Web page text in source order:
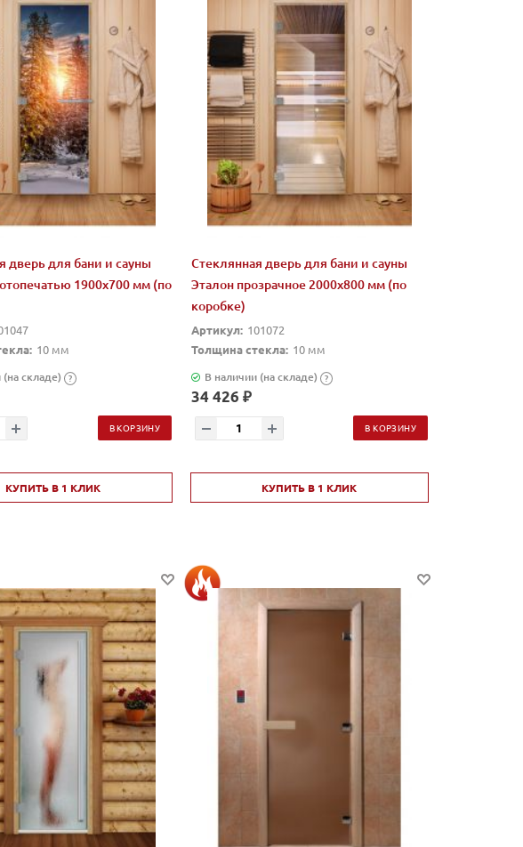
дверь для бани и сауны
1900х700 мм (по
10 мм
складе) ?
В КОРЗИНУ
КУПИТЬ В 1 КЛИК
Стеклянная дверь для бани и сауны
Эталон прозрачное 2000х800 мм (по
коробке)
Артикул: 101072
Толщина стекла: 10 мм
В наличии (на складе) ?
34 426 ₽
В КОРЗИНУ
КУПИТЬ В 1 КЛИК